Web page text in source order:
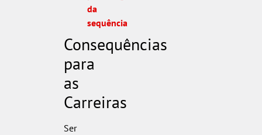
da
sequência
Consequências
para
as
Carreiras
Ser